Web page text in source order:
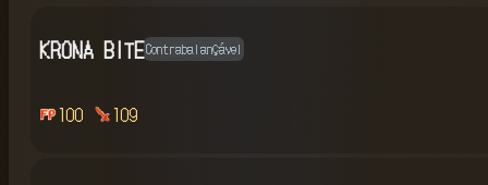
KRONA BITEContrabalançável
100 109